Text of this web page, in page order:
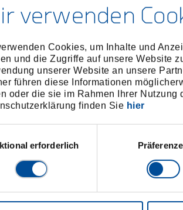
verwenden
Cookies, um Inhalte und
und die Zugriffe auf unsere Website
unserer Website an unsere
führen diese Informationen
oder die sie im Rahmen Ihrer
finden Sie hier
erforderlich